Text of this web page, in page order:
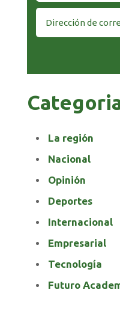
La región
Nacional
Opinión
Deportes
Internacional
Empresarial
Tecnología
Futuro